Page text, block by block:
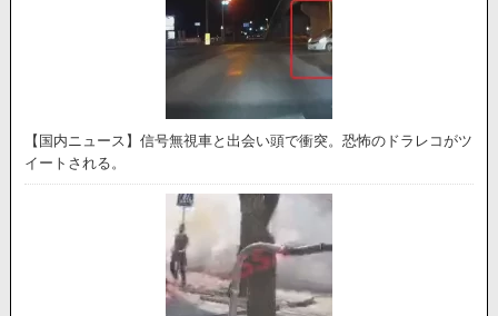
【国内ニュース】信号無視車と出会い頭で衝突。恐怖のドラレコがツ
イートされる。